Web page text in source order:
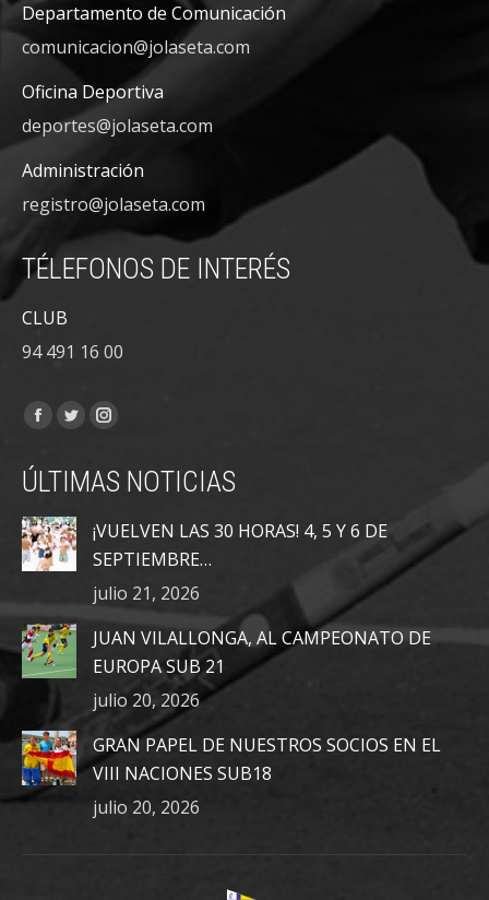
Departamento de Comunicación
comunicacion@jolaseta.com
Oficina Deportiva
deportes@jolaseta.com
Administración
registro@jolaseta.com
TÉLEFONOS DE INTERÉS
CLUB
94 491 16 00
Encuéntranos en:
Facebook
opens
in
new
window
Twitter
opens
in
new
window
Instagram
opens
new
window
ÚLTIMAS NOTICIAS
¡VUELVEN LAS 30 HORAS! 4, 5 Y 6 DE
SEPTIEMBRE…
julio 21, 2026
JUAN VILALLONGA, AL CAMPEONATO DE
EUROPA SUB 21
julio 20, 2026
GRAN PAPEL DE NUESTROS SOCIOS EN EL
VIII NACIONES SUB18
julio 20, 2026